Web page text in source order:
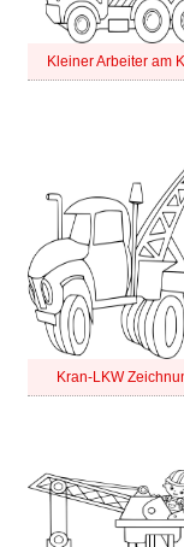
Kleiner Arbeiter am
Kran-LKW